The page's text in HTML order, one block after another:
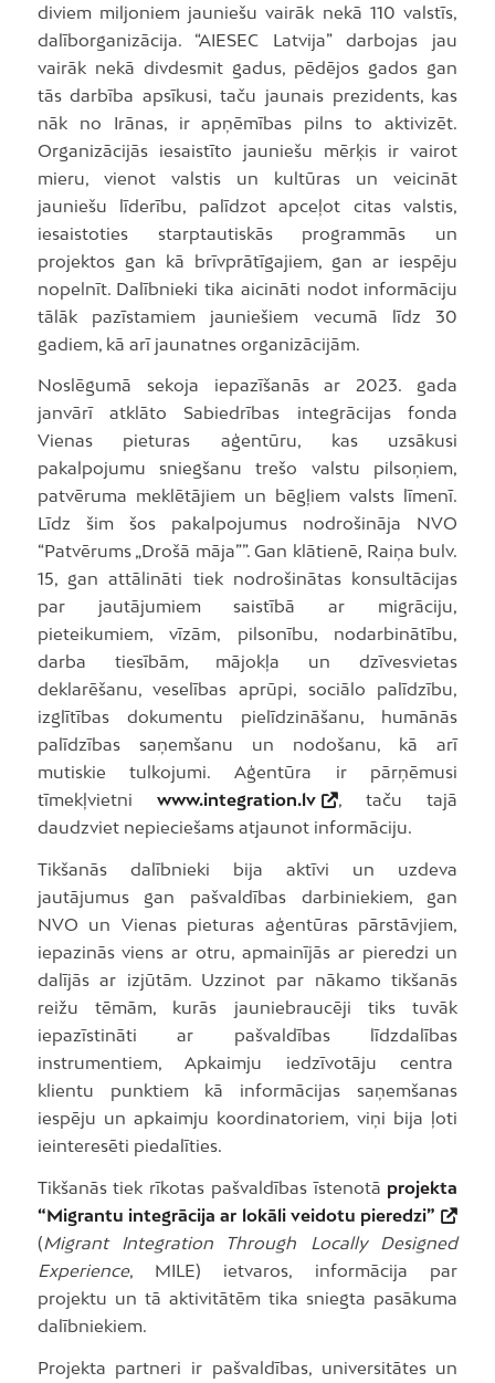
diviem miljoniem jauniešu vairāk nekā 110 valstīs,
dalīborganizācija. “AIESEC Latvija” darbojas jau
vairāk nekā divdesmit gadus, pēdējos gados gan
tās darbība apsīkusi, taču jaunais prezidents, kas
nāk no Irānas, ir apņēmības pilns to aktivizēt.
Organizācijās iesaistīto jauniešu mērķis ir vairot
mieru, vienot valstis un kultūras un veicināt
jauniešu līderību, palīdzot apceļot citas valstis,
iesaistoties starptautiskās programmās un
projektos gan kā brīvprātīgajiem, gan ar iespēju
nopelnīt. Dalībnieki tika aicināti nodot informāciju
tālāk pazīstamiem jauniešiem vecumā līdz 30
gadiem, kā arī jaunatnes organizācijām.
Noslēgumā sekoja iepazīšanās ar 2023. gada
janvārī atklāto Sabiedrības integrācijas fonda
Vienas pieturas aģentūru, kas uzsākusi
pakalpojumu sniegšanu trešo valstu pilsoņiem,
patvēruma meklētājiem un bēgļiem valsts līmenī.
Līdz šim šos pakalpojumus nodrošināja NVO
“Patvērums „Drošā māja””. Gan klātienē, Raiņa bulv.
15, gan attālināti tiek nodrošinātas konsultācijas
par jautājumiem saistībā ar migrāciju,
pieteikumiem, vīzām, pilsonību, nodarbinātību,
darba tiesībām, mājokļa un dzīvesvietas
deklarēšanu, veselības aprūpi, sociālo palīdzību,
izglītības dokumentu pielīdzināšanu, humānās
palīdzības saņemšanu un nodošanu, kā arī
mutiskie tulkojumi. Aģentūra ir pārņēmusi
tīmekļvietni www.integration.lv
, taču tajā
daudzviet nepieciešams atjaunot informāciju.
Tikšanās dalībnieki bija aktīvi un uzdeva
jautājumus gan pašvaldības darbiniekiem, gan
NVO un Vienas pieturas aģentūras pārstāvjiem,
iepazinās viens ar otru, apmainījās ar pieredzi un
dalījās ar izjūtām. Uzzinot par nākamo tikšanās
reižu tēmām, kurās jauniebraucēji tiks tuvāk
iepazīstināti ar pašvaldības līdzdalības
instrumentiem, Apkaimju iedzīvotāju centra
klientu punktiem kā informācijas saņemšanas
iespēju un apkaimju koordinatoriem, viņi bija ļoti
ieinteresēti piedalīties.
Tikšanās tiek rīkotas pašvaldības īstenotā projekta
“Migrantu integrācija ar lokāli veidotu pieredzi”
(Migrant Integration Through Locally Designed
Experience, MILE) ietvaros, informācija par
projektu un tā aktivitātēm tika sniegta pasākuma
dalībniekiem.
Projekta partneri ir pašvaldības, universitātes un